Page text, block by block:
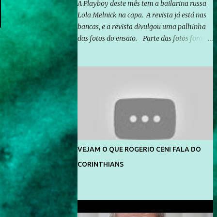
A Playboy deste mês tem a bailarina russa
Lola Melnick na capa. A revista já está nas
bancas, e a revista divulgou uma palhinha
das fotos do ensaio. Parte das fotos foram
divulga capa e primeiras fotos de Lola
Melnick - @aredacao
VEJAM O QUE ROGERIO CENI FALA DO
CORINTHIANS